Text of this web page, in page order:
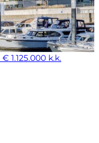
€ 1.125.000 k.k.